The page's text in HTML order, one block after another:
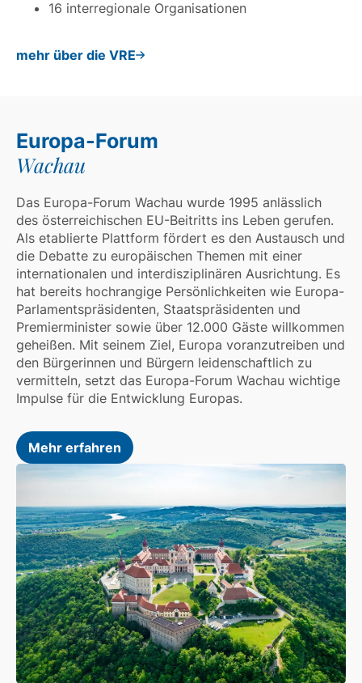
16 interregionale Organisationen
mehr über die VRE
Europa-Forum
Wachau
Das Europa-Forum Wachau wurde 1995 anlässlich
des österreichischen EU-Beitritts ins Leben gerufen.
Als etablierte Plattform fördert es den Austausch und
die Debatte zu europäischen Themen mit einer
internationalen und interdisziplinären Ausrichtung. Es
hat bereits hochrangige Persönlichkeiten wie Europa-
Parlamentspräsidenten, Staatspräsidenten und
Premierminister sowie über 12.000 Gäste willkommen
geheißen. Mit seinem Ziel, Europa voranzutreiben und
den Bürgerinnen und Bürgern leidenschaftlich zu
vermitteln, setzt das Europa-Forum Wachau wichtige
Impulse für die Entwicklung Europas.
Mehr erfahren